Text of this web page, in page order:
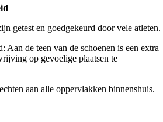
getest en goedgekeurd door vele atleten.
de teen van de schoenen is een extra
op gevoelige plaatsen te
aan alle oppervlakken binnenshuis.